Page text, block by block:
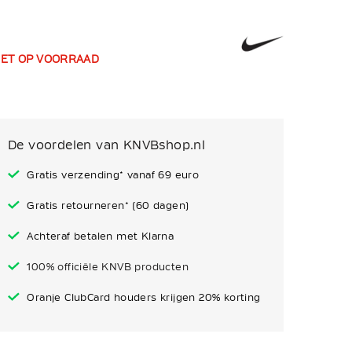
OP VOORRAAD
De voordelen van KNVBshop.nl
Gratis verzending* vanaf 69 euro
Gratis retourneren* (60 dagen)
Achteraf betalen met Klarna
100% officiële KNVB producten
Oranje ClubCard houders krijgen 20% korting